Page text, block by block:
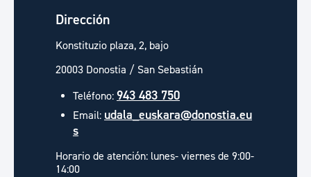
Dirección
Konstituzio plaza, 2, bajo
20003 Donostia / San Sebastián
Teléfono: 943 483 750
Email: udala_euskara@donostia.eu
s
Horario de atención: lunes- viernes de 9:00-
14:00